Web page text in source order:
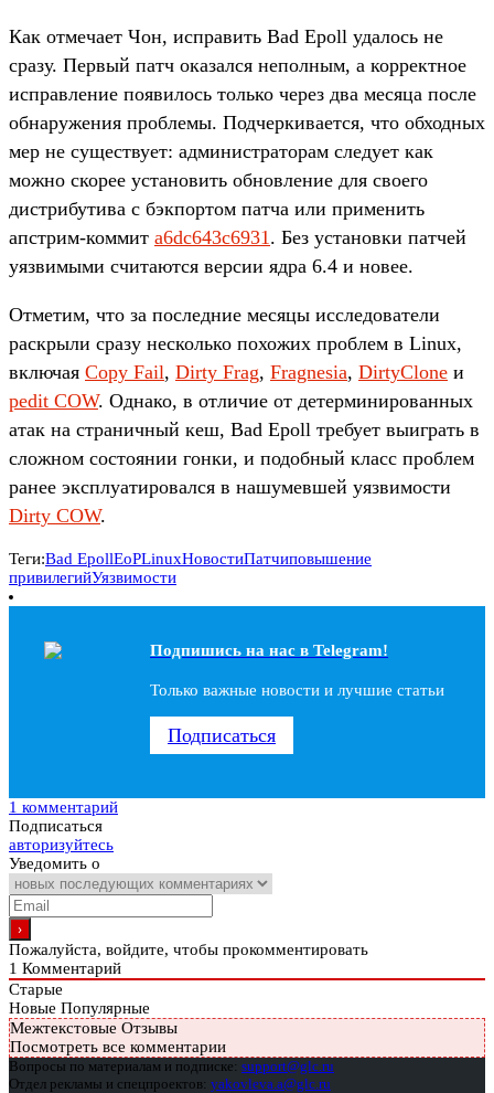
Как отмечает Чон, исправить Bad Epoll удалось не
сразу. Первый патч оказался неполным, а корректное
исправление появилось только через два месяца после
обнаружения проблемы. Подчеркивается, что обходных
мер не существует: администраторам следует как
можно скорее установить обновление для своего
дистрибутива с бэкпортом патча или применить
апстрим-коммит a6dc643c6931 . Без установки патчей
уязвимыми считаются версии ядра 6.4 и новее.
Отметим, что за последние месяцы исследователи
раскрыли сразу несколько похожих проблем в Linux,
включая Copy Fail, Dirty Frag, Fragnesia, DirtyClone и
pedit COW. Однако, в отличие от детерминированных
атак на страничный кеш, Bad Epoll требует выиграть в
сложном состоянии гонки, и подобный класс проблем
ранее эксплуатировался в нашумевшей уязвимости
Dirty COW.
Теги:Bad EpollEoPLinuxНовостиПатчиповышение
привилегийУязвимости
Подпишись на наc в Telegram!
Только важные новости и лучшие статьи
Подписаться
1 комментарий
Подписаться
авторизуйтесь
Уведомить о
Пожалуйста, войдите, чтобы прокомментировать
1 Комментарий
Старые
Новые Популярные
Межтекстовые Отзывы
Посмотреть все комментарии
Вопросы по материалам и подписке: support@glc.ru
Отдел рекламы и спецпроектов: yakovleva.a@glc.ru